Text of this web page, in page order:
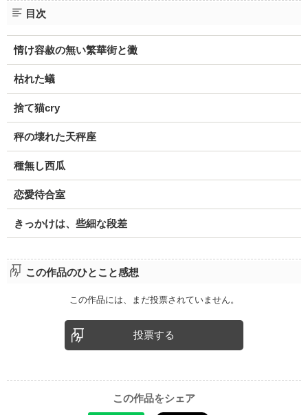
目次
情け容赦の無い繁華街と黴
枯れた蟻
捨て猫cry
秤の壊れた天秤座
種無し西瓜
恋愛待合室
きっかけは、些細な段差
この作品のひとこと感想
この作品には、まだ投票されていません。
投票する
この作品をシェア